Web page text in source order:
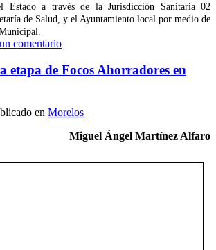
Estado a través de la Jurisdicción Sanitaria 02
de Salud, y el Ayuntamiento local por medio de
comentario
etapa de Focos Ahorradores en
en Morelos
Miguel Ángel Martínez Alfaro